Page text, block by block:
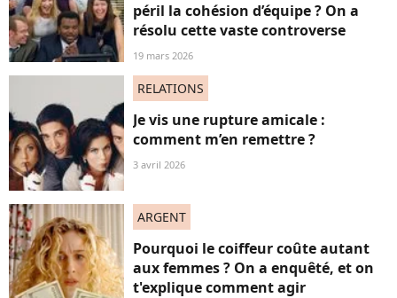
péril la cohésion d’équipe ? On a
résolu cette vaste controverse
19 mars 2026
RELATIONS
Je vis une rupture amicale :
comment m’en remettre ?
3 avril 2026
ARGENT
Pourquoi le coiffeur coûte autant
aux femmes ? On a enquêté, et on
t'explique comment agir